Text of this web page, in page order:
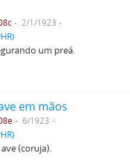
2/1/1923
um preá.
em mãos
6/1923
(coruja).